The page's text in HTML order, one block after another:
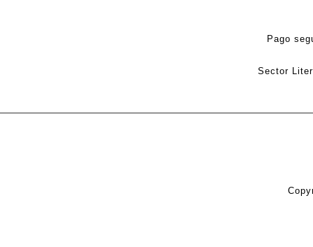
Pago
Sector